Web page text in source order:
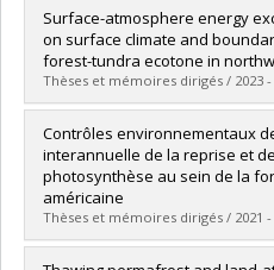
Graduate :Gauthier, Charles
Cycle :Master's
Grade :M. Sc.
Lien vers le document dans
Surface-atmosphere energy
on surface climate and
forest-tundra ecotone in
Thèses et mémoires dirigés / 2023 -
Graduate :Graveline, Vincent
Cycle :Master's
Grade :M. Sc.
Lien vers le document dans
Contrôles environnementaux
interannuelle de la reprise et
photosynthèse au sein de la
américaine
Thèses et mémoires dirigés / 2021 -